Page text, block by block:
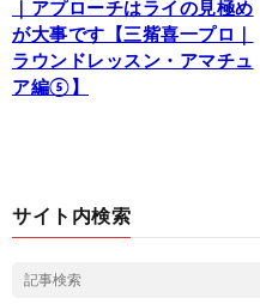
｜アプローチはライの見極め
が大事です【三觜喜一プロ｜
ラウンドレッスン・アマチュ
ア編⑤】
サイト内検索